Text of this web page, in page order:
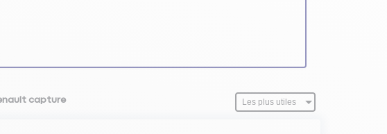
capture